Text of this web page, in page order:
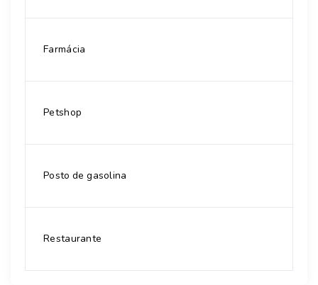
Farmácia
Petshop
Posto de gasolina
Restaurante